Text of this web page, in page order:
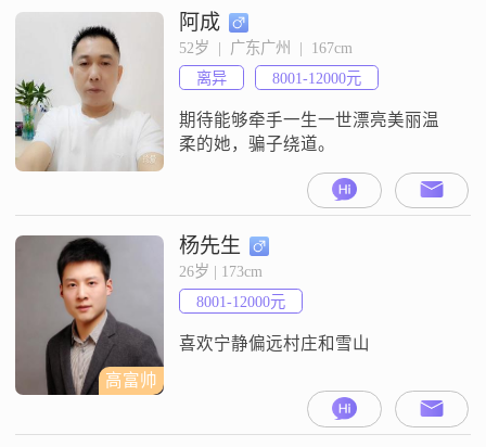
阿成
52岁  |  广东广州  |  167cm
离异
8001-12000元
期待能够牵手一生一世漂亮美丽温
柔的她，骗子绕道。
高富帅
杨先生
26岁 | 173cm
8001-12000元
喜欢宁静偏远村庄和雪山